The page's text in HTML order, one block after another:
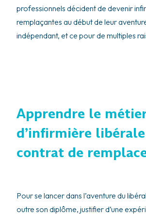
professionnels décident de devenir
remplaçantes au début de leur
indépendant, et ce pour de multiples
Apprendre le
d’infirmière
contrat de
Pour se lancer dans l’aventure du
outre son diplôme, justifier d’une